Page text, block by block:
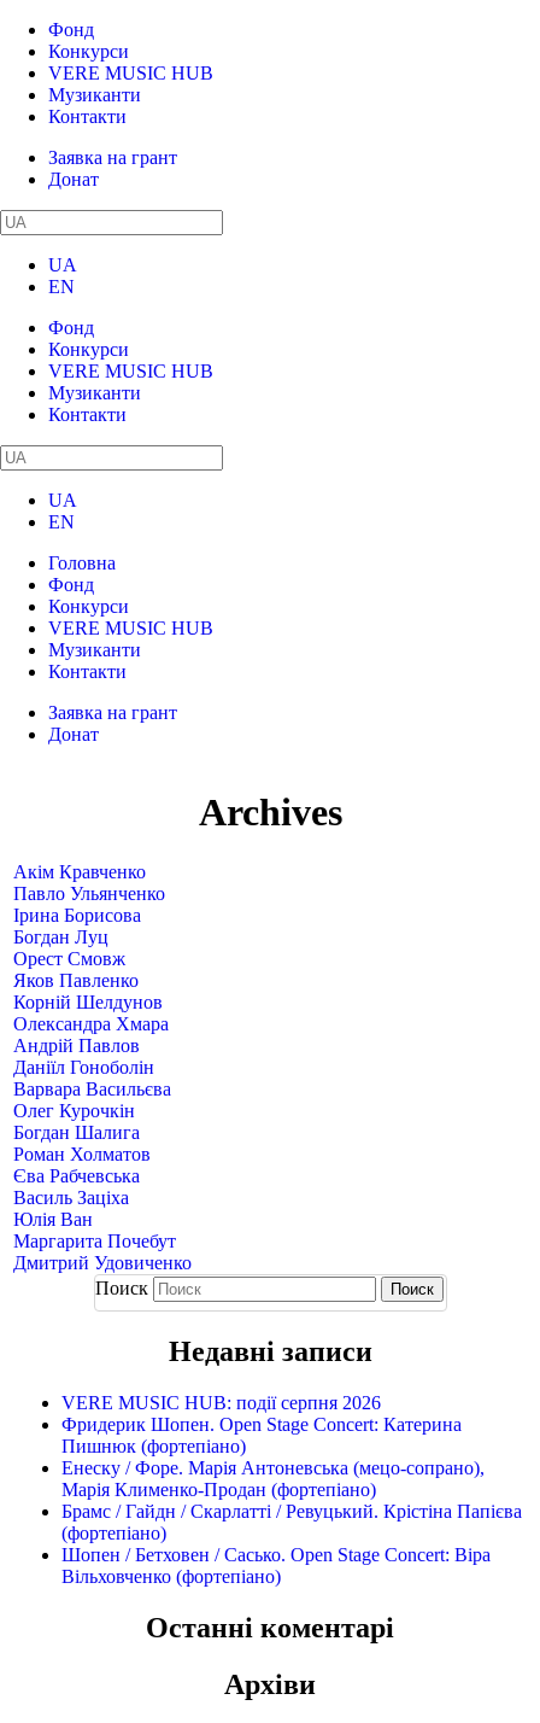
Фонд
Конкурси
VERE MUSIC HUB
Музиканти
Контакти
Заявка на грант
Донат
UA
EN
Фонд
Конкурси
VERE MUSIC HUB
Музиканти
Контакти
UA
EN
Головна
Фонд
Конкурси
VERE MUSIC HUB
Музиканти
Контакти
Заявка на грант
Донат
Archives
Акім Кравченко
Павло Ульянченко
Ірина Борисова
Богдан Луц
Орест Смовж
Яков Павленко
Корній Шелдунов
Олександра Хмара
Андрій Павлов
Даніїл Гоноболін
Варвара Васильєва
Олег Курочкін
Богдан Шалига
Роман Холматов
Єва Рабчевська
Василь Заціха
Юлія Ван
Маргарита Почебут
Дмитрий Удовиченко
Поиск
Недавні записи
VERE MUSIC HUB: події серпня 2026
Фридерик Шопен. Open Stage Concert: Катерина
Пишнюк (фортепіано)
Енеску / Форе. Марія Антоневська (мецо-сопрано),
Марія Клименко-Продан (фортепіано)
Брамс / Гайдн / Скарлатті / Ревуцький. Крістіна Папієва
(фортепіано)
Шопен / Бетховен / Сасько. Open Stage Concert: Віра
Вільховченко (фортепіано)
Останні коментарі
Архіви